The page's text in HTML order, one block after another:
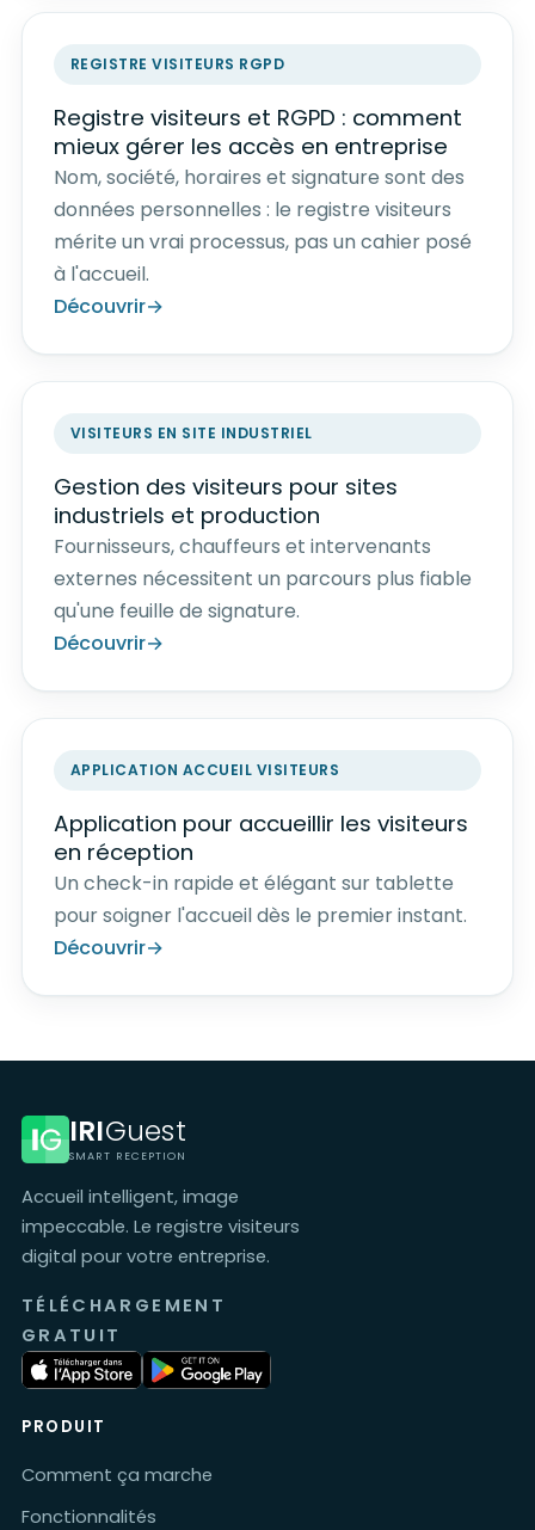
REGISTRE VISITEURS RGPD
Registre visiteurs et RGPD : comment
mieux gérer les accès en entreprise
Nom, société, horaires et signature sont des
données personnelles : le registre visiteurs
mérite un vrai processus, pas un cahier posé
à l'accueil.
Découvrir
VISITEURS EN SITE INDUSTRIEL
Gestion des visiteurs pour sites
industriels et production
Fournisseurs, chauffeurs et intervenants
externes nécessitent un parcours plus fiable
qu'une feuille de signature.
Découvrir
APPLICATION ACCUEIL VISITEURS
Application pour accueillir les visiteurs
en réception
Un check-in rapide et élégant sur tablette
pour soigner l'accueil dès le premier instant.
Découvrir
IRIGuest
SMART RECEPTION
Accueil intelligent, image
impeccable. Le registre visiteurs
digital pour votre entreprise.
TÉLÉCHARGEMENT
GRATUIT
PRODUIT
Comment ça marche
Fonctionnalités